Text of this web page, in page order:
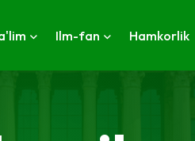
Ilm-fan Hamkorlik